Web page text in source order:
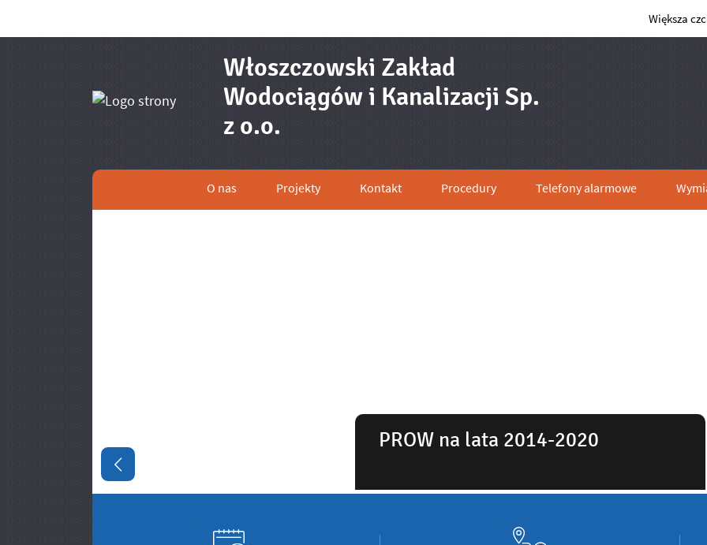
Większa
Włoszczowski Zakład
Wodociągów i Kanalizacji Sp.
z o.o.- Zamówienie publiczne "Dostawa
Menu główne
O nas Projekty Kontakt Procedury Telefony alarmowe
PROW na lata 2014-2020
Poprzedni slajd